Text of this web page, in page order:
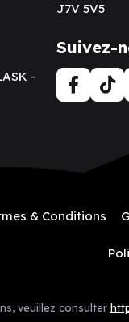
-
J7V 5V5
Suivez-
& Conditions
veuillez consulter